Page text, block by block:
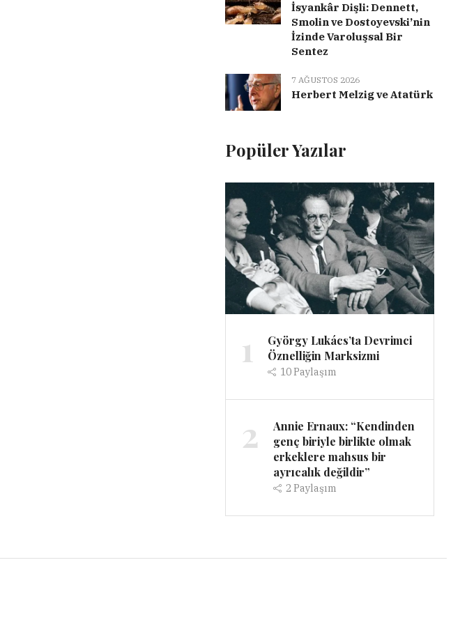
İsyankâr Dişli: Dennett,
Smolin ve Dostoyevski’nin
İzinde Varoluşsal Bir
Sentez
7 AĞUSTOS 2026
Herbert Melzig ve Atatürk
Popüler Yazılar
1
György Lukács’ta Devrimci
Öznelliğin Marksizmi
10Paylaşım
2
Annie Ernaux: “Kendinden
genç biriyle birlikte olmak
erkeklere mahsus bir
ayrıcalık değildir”
2Paylaşım